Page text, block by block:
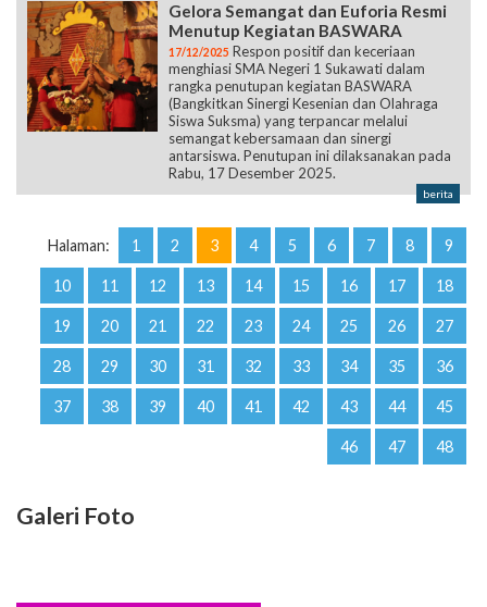
Gelora Semangat dan Euforia Resmi
Menutup Kegiatan BASWARA
17/12/2025 Respon positif dan keceriaan
menghiasi SMA Negeri 1 Sukawati dalam
rangka penutupan kegiatan BASWARA
(Bangkitkan Sinergi Kesenian dan Olahraga
Siswa Suksma) yang terpancar melalui
semangat kebersamaan dan sinergi
antarsiswa. Penutupan ini dilaksanakan pada
Rabu, 17 Desember 2025.
berita
Halaman: 1 2 3 4 5 6 7 8 9
10 11 12 13 14 15 16 17 18
19 20 21 22 23 24 25 26 27
28 29 30 31 32 33 34 35 36
37 38 39 40 41 42 43 44 45
46 47 48
Galeri Foto